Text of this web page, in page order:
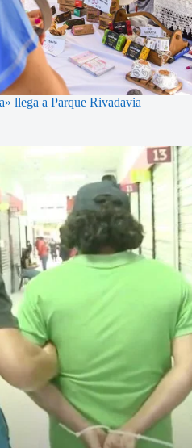
llega a Parque Rivadavia